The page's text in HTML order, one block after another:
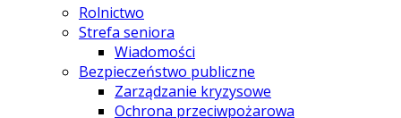
Rolnictwo
Strefa seniora
Wiadomości
Bezpieczeństwo publiczne
Zarządzanie kryzysowe
Ochrona przeciwpożarowa